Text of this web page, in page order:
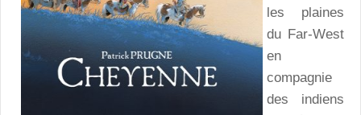
les plaines
du Far-West
en
compagnie
des indiens